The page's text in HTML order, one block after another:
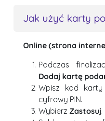
Jak użyć karty
Online (strona
Podczas
Dodaj kartę
Wpisz kod
cyfrowy PIN.
Wybierz Zastosuj.